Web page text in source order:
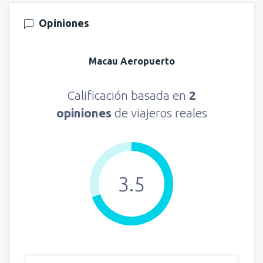
Opiniones
Macau Aeropuerto
Calificación basada en 2
opiniones de viajeros reales
3.5